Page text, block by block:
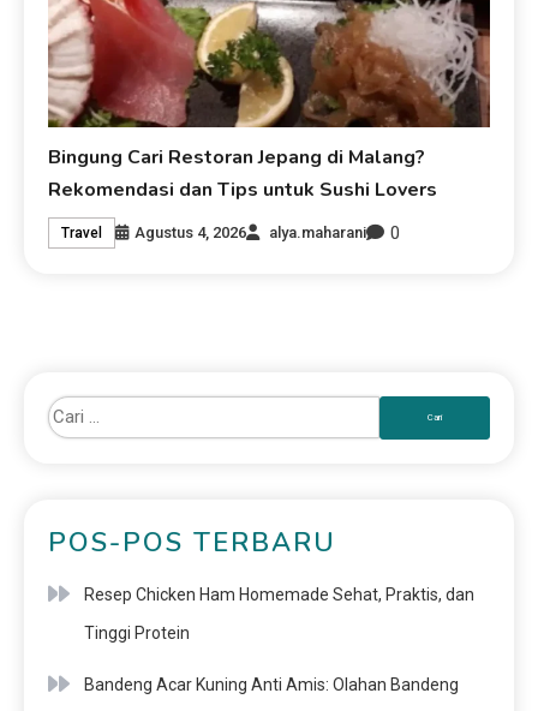
Bingung Cari Restoran Jepang di Malang?
Rekomendasi dan Tips untuk Sushi Lovers
Travel Agustus 4, 2026 alya.maharani 0
POS-POS TERBARU
Resep Chicken Ham Homemade Sehat, Praktis, dan
Tinggi Protein
Bandeng Acar Kuning Anti Amis: Olahan Bandeng